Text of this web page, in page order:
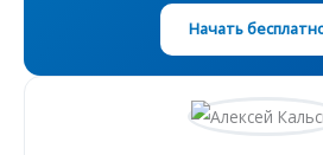
Начать